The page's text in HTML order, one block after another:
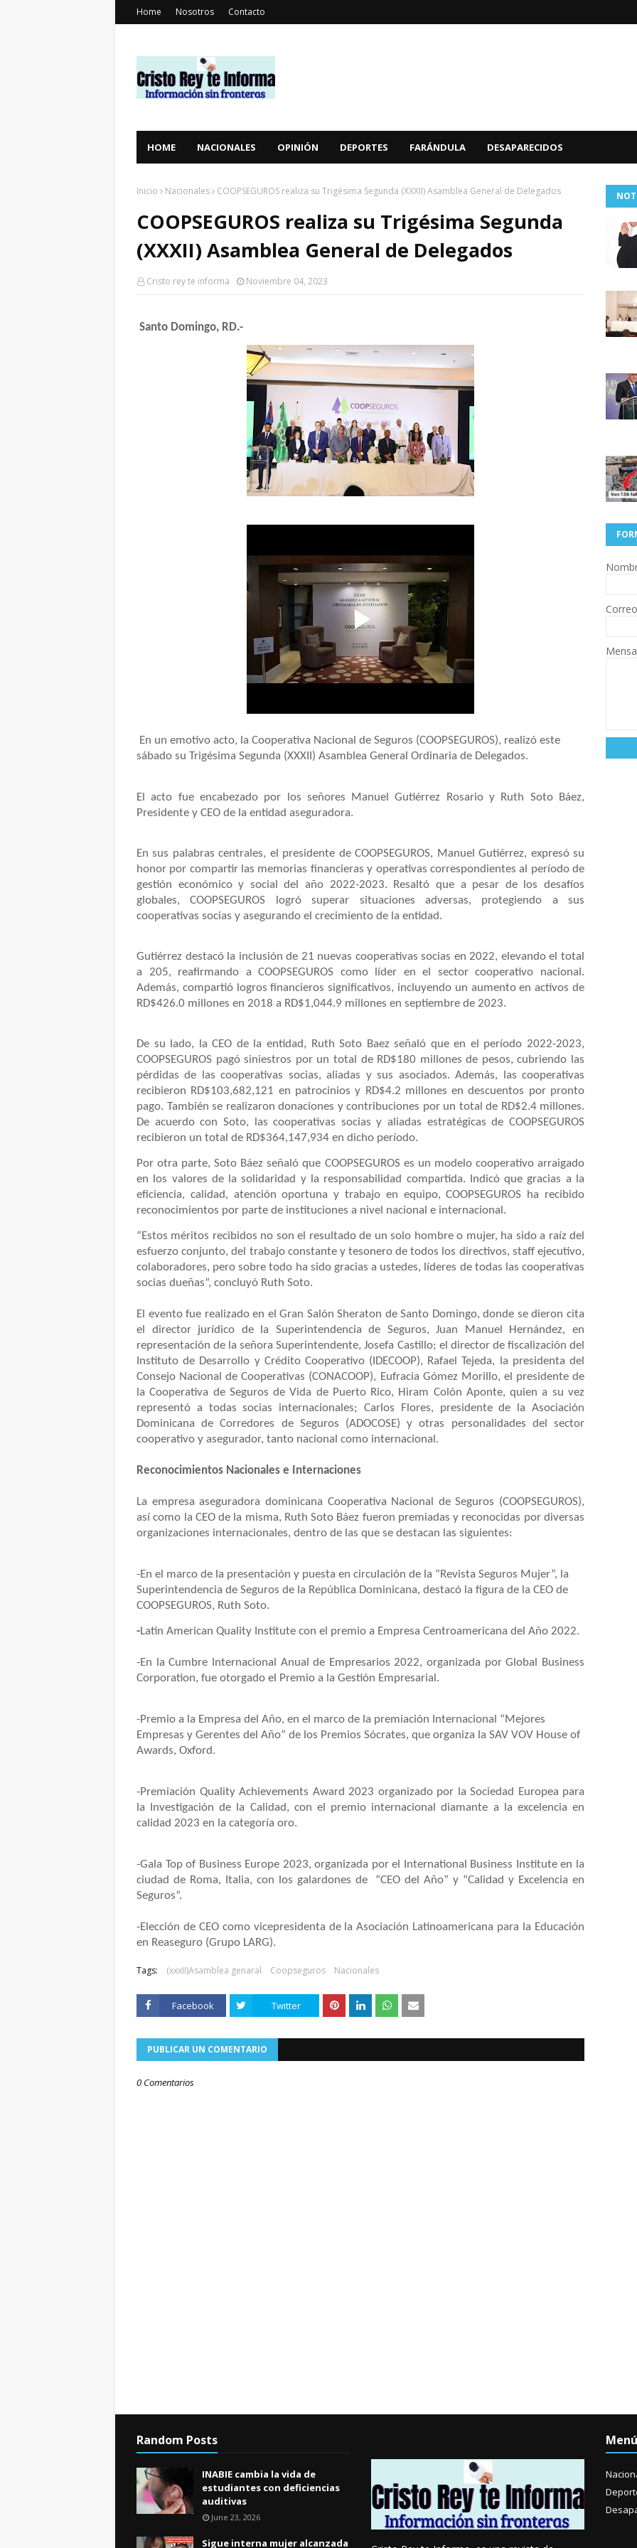
Home Nosotros Contacto
HOME NACIONALES OPINIÓN DEPORTES FARÁNDULA DESAPARECIDOS
Inicio Nacionales COOPSEGUROS realiza su Trigésima Segunda (XXXII) Asamblea General de Delegados
COOPSEGUROS realiza su Trigésima Segunda
(XXXII) Asamblea General de Delegados
Cristo rey te informa Noviembre 04, 2023
Santo Domingo, RD.-
En un emotivo acto, la Cooperativa Nacional de Seguros (COOPSEGUROS), realizó este
sábado su Trigésima Segunda (XXXII) Asamblea General Ordinaria de Delegados.
El acto fue encabezado por los señores Manuel Gutiérrez Rosario y Ruth Soto Báez,
Presidente y CEO de la entidad aseguradora.
En sus palabras centrales, el presidente de COOPSEGUROS, Manuel Gutiérrez, expresó su
honor por compartir las memorias financieras y operativas correspondientes al período de
gestión económico y social del año 2022-2023. Resaltó que a pesar de los desafíos
globales, COOPSEGUROS logró superar situaciones adversas, protegiendo a sus
cooperativas socias y asegurando el crecimiento de la entidad.
Gutiérrez destacó la inclusión de 21 nuevas cooperativas socias en 2022, elevando el total
a 205, reafirmando a COOPSEGUROS como líder en el sector cooperativo nacional.
Además, compartió logros financieros significativos, incluyendo un aumento en activos de
RD$426.0 millones en 2018 a RD$1,044.9 millones en septiembre de 2023.
De su lado, la CEO de la entidad, Ruth Soto Baez señaló que en el período 2022-2023,
COOPSEGUROS pagó siniestros por un total de RD$180 millones de pesos, cubriendo las
pérdidas de las cooperativas socias, aliadas y sus asociados. Además, las cooperativas
recibieron RD$103,682,121 en patrocinios y RD$4.2 millones en descuentos por pronto
pago. También se realizaron donaciones y contribuciones por un total de RD$2.4 millones.
De acuerdo con Soto, las cooperativas socias y aliadas estratégicas de COOPSEGUROS
recibieron un total de RD$364,147,934 en dicho período.
Por otra parte, Soto Báez señaló que COOPSEGUROS es un modelo cooperativo arraigado
en los valores de la solidaridad y la responsabilidad compartida. Indicó que gracias a la
eficiencia, calidad, atención oportuna y trabajo en equipo, COOPSEGUROS ha recibido
reconocimientos por parte de instituciones a nivel nacional e internacional.
“Estos méritos recibidos no son el resultado de un solo hombre o mujer, ha sido a raíz del
esfuerzo conjunto, del trabajo constante y tesonero de todos los directivos, staff ejecutivo,
colaboradores, pero sobre todo ha sido gracias a ustedes, líderes de todas las cooperativas
socias dueñas”, concluyó Ruth Soto.
El evento fue realizado en el Gran Salón Sheraton de Santo Domingo, donde se dieron cita
el director jurídico de la Superintendencia de Seguros, Juan Manuel Hernández, en
representación de la señora Superintendente, Josefa Castillo; el director de fiscalización del
Instituto de Desarrollo y Crédito Cooperativo (IDECOOP), Rafael Tejeda, la presidenta del
Consejo Nacional de Cooperativas (CONACOOP), Eufracia Gómez Morillo, el presidente de
la Cooperativa de Seguros de Vida de Puerto Rico, Hiram Colón Aponte, quien a su vez
representó a todas socias internacionales; Carlos Flores, presidente de la Asociación
Dominicana de Corredores de Seguros (ADOCOSE) y otras personalidades del sector
cooperativo y asegurador, tanto nacional como internacional.
Reconocimientos Nacionales e Internaciones
La empresa aseguradora dominicana Cooperativa Nacional de Seguros (COOPSEGUROS),
así como la CEO de la misma, Ruth Soto Báez fueron premiadas y reconocidas por diversas
organizaciones internacionales, dentro de las que se destacan las siguientes:
-En el marco de la presentación y puesta en circulación de la “Revista Seguros Mujer”, la
Superintendencia de Seguros de la República Dominicana, destacó la figura de la CEO de
COOPSEGUROS, Ruth Soto.
-Latin American Quality Institute con el premio a Empresa Centroamericana del Año 2022.
-En la Cumbre Internacional Anual de Empresarios 2022, organizada por Global Business
Corporation, fue otorgado el Premio a la Gestión Empresarial.
-Premio a la Empresa del Año, en el marco de la premiación Internacional “Mejores
Empresas y Gerentes del Año” de los Premios Sócrates, que organiza la SAV VOV House of
Awards, Oxford.
-Premiación Quality Achievements Award 2023 organizado por la Sociedad Europea para
la Investigación de la Calidad, con el premio internacional diamante a la excelencia en
calidad 2023 en la categoría oro.
-Gala Top of Business Europe 2023, organizada por el International Business Institute en la
ciudad de Roma, Italia, con los galardones de “CEO del Año” y “Calidad y Excelencia en
Seguros”.
-Elección de CEO como vicepresidenta de la Asociación Latinoamericana para la Educación
en Reaseguro (Grupo LARG).
Tags: (xxxII)Asamblea genaral Coopseguros Nacionales
Facebook Twitter
PUBLICAR UN COMENTARIO
0 Comentarios
Random Posts
INABIE cambia la vida de
estudiantes con deficiencias
auditivas
June 23, 2026
Sigue interna mujer alcanzada
Menú